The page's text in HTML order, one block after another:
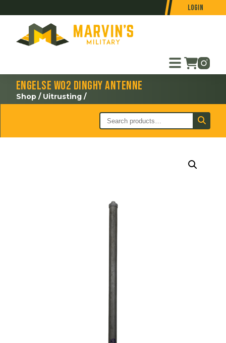
Login
Engelse WO2 dinghy antenne
Shop / Uitrusting /